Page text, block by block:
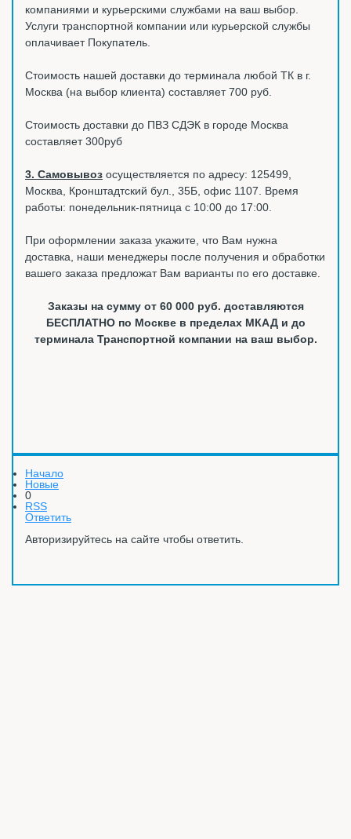
компаниями и курьерскими службами на ваш выбор.
Услуги транспортной компании или курьерской службы
оплачивает Покупатель.
Стоимость нашей доставки до терминала любой ТК в г.
Москва (на выбор клиента) составляет 700 руб.
Стоимость доставки до ПВЗ СДЭК в городе Москва
составляет 300руб
3. Самовывоз осуществляется по адресу: 125499,
Москва, Кронштадтский бул., 35Б, офис 1107. Время
работы: понедельник-пятница с 10:00 до 17:00.
При оформлении заказа укажите, что Вам нужна
доставка, наши менеджеры после получения и обработки
вашего заказа предложат Вам варианты по его доставке.
Заказы на сумму от 60 000 руб. доставляются
БЕСПЛАТНО по Москве в пределах МКАД и до
терминала Транспортной компании на ваш выбор.
Начало
Новые
0
RSS
Ответить
Авторизируйтесь на сайте чтобы ответить.